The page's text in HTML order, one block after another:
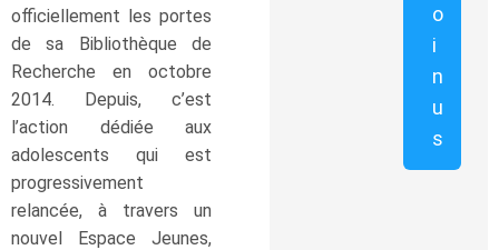
officiellement les portes
de sa Bibliothèque de
Recherche en octobre
2014. Depuis, c’est
l’action dédiée aux
adolescents qui est
progressivement
relancée, à travers un
nouvel Espace Jeunes,
o
i
n
u
s